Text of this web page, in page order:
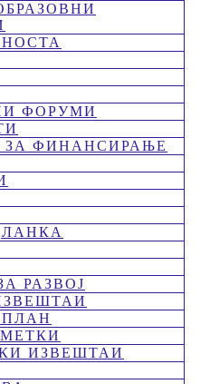
ФОРУМИ
ФИНАНСИРАЊЕ
РАЗВОЈ
ИЗВЕШТАИ